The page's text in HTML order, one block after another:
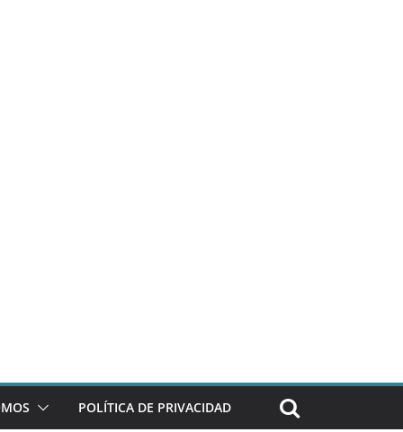
POLÍTICA DE PRIVACIDAD